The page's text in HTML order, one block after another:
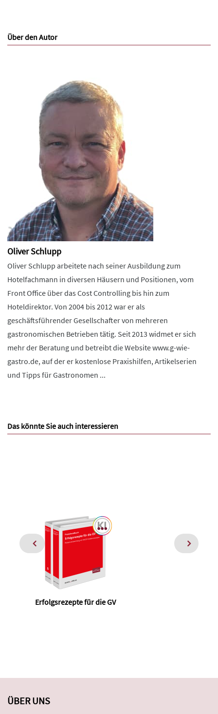
Über den Autor
Oliver Schlupp
Oliver Schlupp arbeitete nach seiner Ausbildung zum
Hotelfachmann in diversen Häusern und Positionen, vom
Front Office über das Cost Controlling bis hin zum
Hoteldirektor. Von 2004 bis 2012 war er als
geschäftsführender Gesellschafter von mehreren
gastronomischen Betrieben tätig. Seit 2013 widmet er sich
mehr der Beratung und betreibt die Website www.g-wie-
gastro.de, auf der er kostenlose Praxishilfen, Artikelserien
und Tipps für Gastronomen ...
Das könnte Sie auch interessieren
Erfolgsrezepte für die GV
ÜBER UNS